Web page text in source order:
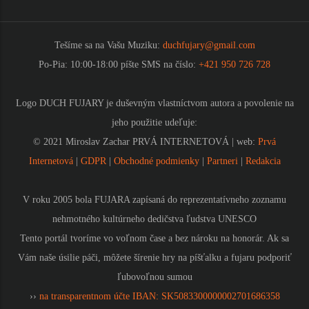
Tešíme sa na Vašu Muziku: duchfujary@gmail.com
Po-Pia: 10:00-18:00 píšte SMS na číslo: +421 950 726 728
Logo DUCH FUJARY je duševným vlastníctvom autora a povolenie na
jeho použitie udeľuje:
© 2021 Miroslav Zachar PRVÁ INTERNETOVÁ | web: Prvá
Internetová| GDPR Obchodné podmienky| Partneri Redakcia
V roku 2005 bola FUJARA zapísaná do reprezentatívneho zoznamu
nehmotného kultúrneho dedičstva ľudstva UNESCO
Tento portál tvoríme vo voľnom čase a bez nároku na honorár. Ak sa
Vám naše úsilie páči, môžete šírenie hry na píšťalku a fujaru podporiť
ľubovoľnou sumou
›› na transparentnom účte IBAN: SK5083300000002701686358